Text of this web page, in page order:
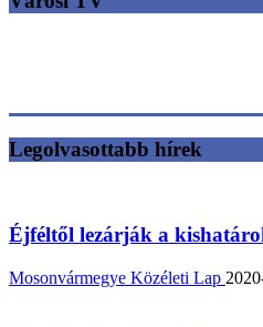
Legolvasottabb hírek
Éjféltől lezárják a
Mosonvármegye Közéleti Lap